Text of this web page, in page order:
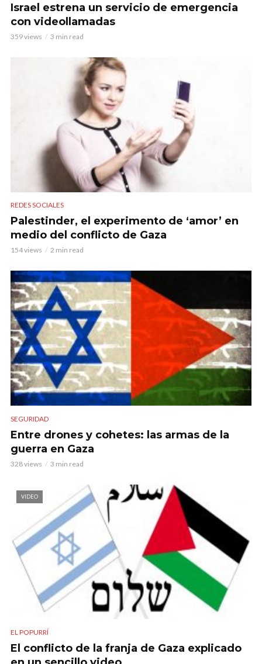
Israel estrena un servicio de emergencia
con videollamadas
359 views 3 min read
REDES SOCIALES
Palestinder, el experimento de ‘amor’ en
medio del conflicto de Gaza
154 views 2 min read
SEGURIDAD
Entre drones y cohetes: las armas de la
guerra en Gaza
328 views 3 min read
VIDEO
EL POPURRÍ
El conflicto de la franja de Gaza explicado